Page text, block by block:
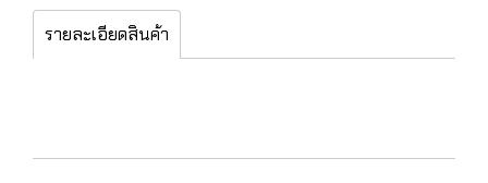
รายละเอียดสินค้า